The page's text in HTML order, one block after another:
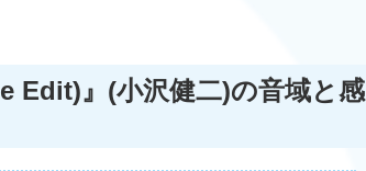
Edit)』(小沢健二)の音域と感